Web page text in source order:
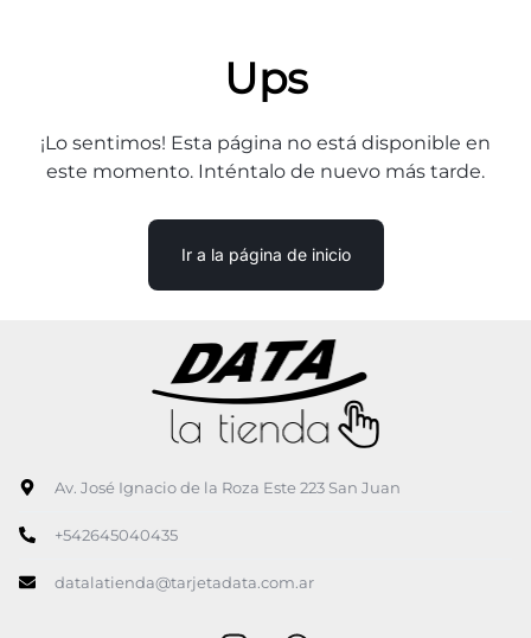
Ups
¡Lo sentimos! Esta página no está disponible en
este momento. Inténtalo de nuevo más tarde.
Ir a la página de inicio
Av. José Ignacio de la Roza Este 223 San Juan
+542645040435
datalatienda@tarjetadata.com.ar